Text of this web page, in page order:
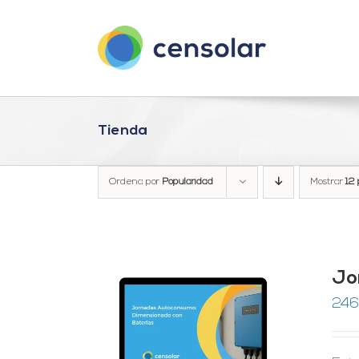
Tienda
Ordena por Popularidad Mostrar12